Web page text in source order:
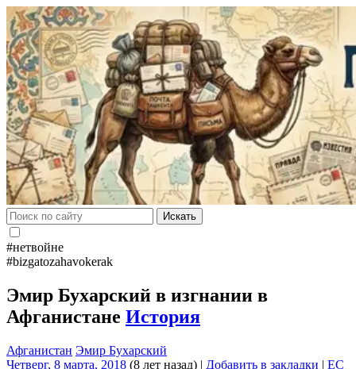
Искать
#нетвойне
#bizgatozahavokerak
Эмир Бухарский в изгнании в
Афганистане История
Афганистан Эмир Бухарский
Четверг, 8 марта, 2018 (8 лет назад) | Добавить в закладки | EC